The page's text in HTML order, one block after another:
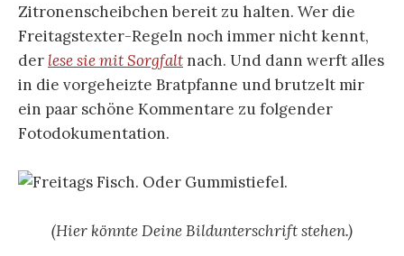
Zitronenscheibchen bereit zu halten. Wer die
Freitagstexter-Regeln noch immer nicht kennt,
der lese sie mit Sorgfalt nach. Und dann werft alles
in die vorgeheizte Bratpfanne und brutzelt mir
ein paar schöne Kommentare zu folgender
Fotodokumentation.
(Hier könnte Deine Bildunterschrift stehen.)